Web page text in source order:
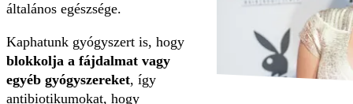
általános egészsége.
Kaphatunk gyógyszert is, hogy
blokkolja a fájdalmat vagy
egyéb gyógyszereket, így
antibiotikumokat, hogy